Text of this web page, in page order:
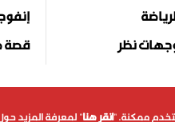
نظر
قصة
ممكنة. "انقر هنا" لمعرفة المزيد